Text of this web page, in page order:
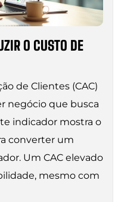
O CUSTO DE
de Clientes (CAC)
negócio que busca
indicador mostra o
converter um
Um CAC elevado
mesmo com